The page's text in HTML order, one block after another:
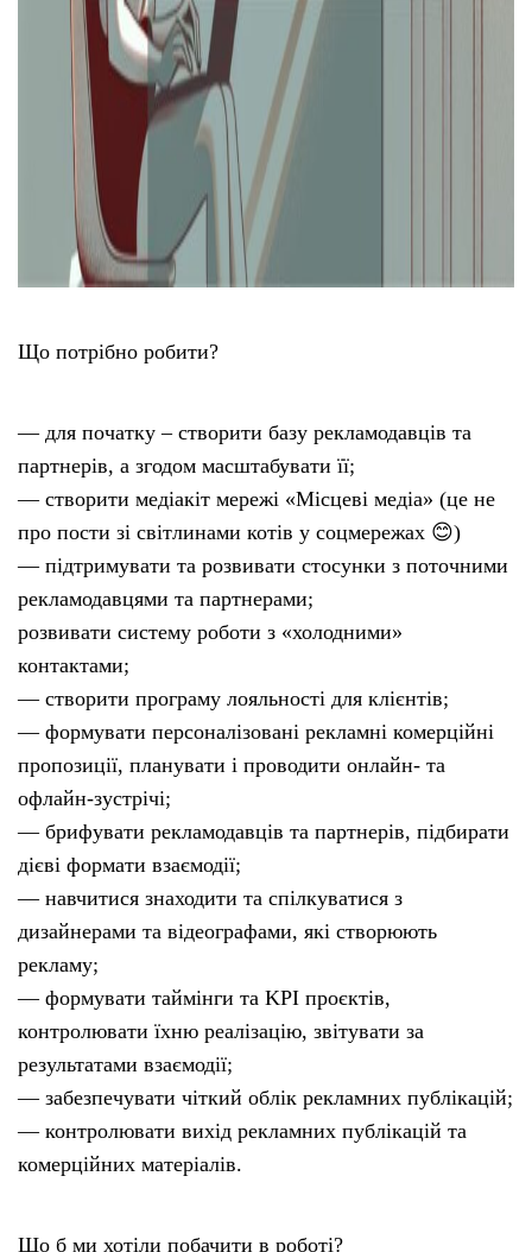
Що потрібно робити?
— для початку – створити базу рекламодавців та
партнерів, а згодом масштабувати її;
— створити медіакіт мережі «Місцеві медіа» (це не
про пости зі світлинами котів у соцмережах 😊)
— підтримувати та розвивати стосунки з поточними
рекламодавцями та партнерами;
розвивати систему роботи з «холодними»
контактами;
— створити програму лояльності для клієнтів;
— формувати персоналізовані рекламні комерційні
пропозиції, планувати і проводити онлайн- та
офлайн-зустрічі;
— брифувати рекламодавців та партнерів, підбирати
дієві формати взаємодії;
— навчитися знаходити та спілкуватися з
дизайнерами та відеографами, які створюють
рекламу;
— формувати таймінги та KPI проєктів,
контролювати їхню реалізацію, звітувати за
результатами взаємодії;
— забезпечувати чіткий облік рекламних публікацій;
— контролювати вихід рекламних публікацій та
комерційних матеріалів.
Що б ми хотіли побачити в роботі?